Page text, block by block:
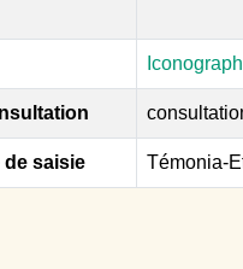
de saisie Témonia-